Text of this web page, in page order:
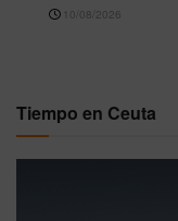
10/08/2026
Tiempo en Ceuta